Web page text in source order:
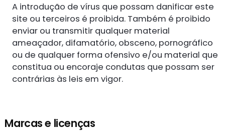
A introdução de vírus que possam danificar este
site ou terceiros é proibida. Também é proibido
enviar ou transmitir qualquer material
ameaçador, difamatório, obsceno, pornográfico
ou de qualquer forma ofensivo e/ou material que
constitua ou encoraje condutas que possam ser
contrárias às leis em vigor.
Marcas e licenças